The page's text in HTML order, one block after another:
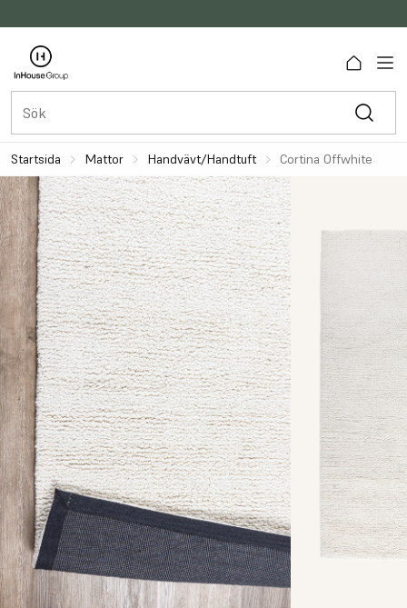
Startsida Mattor Handvävt/handtuft Cortina Offwhite